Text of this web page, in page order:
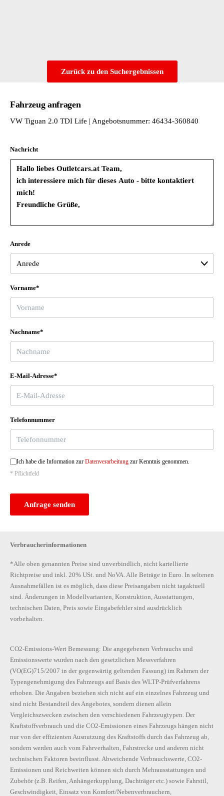
Variante Grundausstattung
Verbandtasche - Warndreieck und Warnweste
Zurück zu den Suchergebnissen
Fahrzeug anfragen
VW Tiguan 2.0 TDI Life | Angebotsnummer: 46434-360840
Nachricht
Anrede
Vorname*
Nachname*
E-Mail-Adresse*
Telefonnummer
Ich habe die Information zur Datenverarbeitung zur Kenntnis genommen.
* Pflichtfeld
Anfrage senden
Verbraucherinformationen
*Alle oben genannten Preise sind unverbindlich, nicht kartellierte
Richtpreise und inkl. 20% USt. und NoVA. Alle Beträge in Euro. In seltenen
Ausnahmefällen ist es möglich, dass diese Preisangaben nicht tagaktuell
sind. Änderungen in Modellvarianten, Konstruktion, Ausstattungen,
technischen Daten, Preis sowie Eingabefehler sind ausdrücklich
vorbehalten.
CO2-Emissions-Wert Bemessung: Die angegebenen Verbrauchs und
Emissionswerte wurden nach den gesetzlichen Messverfahren
(VO(EG)715/2007 in der gegenwärtig geltenden Fassung) im Rahmen der
Typengenehmigung des Fahrzeugs auf Basis des WLTP-Prüfverfahrens
erhoben. Die Angaben beziehen sich nicht auf ein einzelnes Fahrzeug und
sind nicht Bestandteil des Angebotes, sondern dienen allein
Vergleichszwecken zwischen den verschiedenen Fahrzeugtypen. Der
Kraftstoffverbrauch und die CO2-Emissionen eines Fahrzeugs hängen nicht
nur von der effizienten Ausnutzung des Kraftstoffs durch das Fahrzeug ab,
sondern werden auch vom Fahrverhalten, Fahrstrecke und anderen nicht
technischen Faktoren beeinflusst. Abweichende Verbrauchswerte, CO2-
Emissionen und Reichweiten können sich durch Mehrausstattungen und
Zubehör (z.B. Reifen, Anhängerkupplung, Dachträger etc.) sowie Fahrstil,
Geschwindigkeit, Einsatz von Komfort/Nebenverbrauchern,